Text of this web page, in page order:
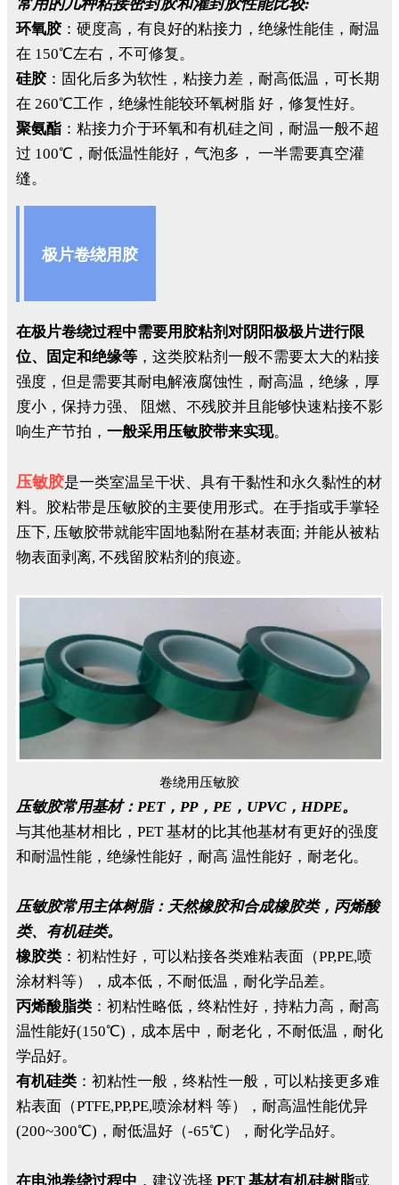
环氧胶：硬度高，有良好的粘接力，绝缘性能佳，耐温
在 150℃左右，不可修复。
硅胶：固化后多为软性，粘接力差，耐高低温，可长期
在 260℃工作，绝缘性能较环氧树脂 好，修复性好。
聚氨酯 ：粘接力介于环氧和有机硅之间，耐温一般不超
过 100℃，耐低温性能好，气泡多， 一半需要真空灌
缝。
极片卷绕用胶
在极片卷绕过程中需要用胶粘剂对阴阳极极片进行限
位、固定和绝缘等 ，这类胶粘剂一般不需要太大的粘接
强度，但是需要其耐电解液腐蚀性，耐高温，绝缘，厚
度小，保持力强、 阻燃、不残胶并且能够快速粘接不影
响生产节拍， 一般采用压敏胶带来实现。
压敏胶是一类室温呈干状、具有干黏性和永久黏性的材
料。胶粘带是压敏胶的主要使用形式。在手指或手掌轻
压下, 压敏胶带就能牢固地黏附在基材表面; 并能从被粘
物表面剥离, 不残留胶粘剂的痕迹。
卷绕用压敏胶
压敏胶常用基材：PET，PP，PE，UPVC，HDPE。
与其他基材相比，PET 基材的比其他基材有更好的强度
和耐温性能，绝缘性能好，耐高 温性能好，耐老化。
压敏胶常用主体树脂：天然橡胶和合成橡胶类，丙烯酸
类、有机硅类。
橡胶类 ：初粘性好，可以粘接各类难粘表面（PP,PE,喷
涂材料等），成本低，不耐低温，耐化学品差。
丙烯酸脂类 ：初粘性略低，终粘性好，持粘力高，耐高
温性能好(150℃)，成本居中，耐老化，不耐低温，耐化
学品好。
有机硅类 ：初粘性一般，终粘性一般，可以粘接更多难
粘表面（PTFE,PP,PE,喷涂材料 等），耐高温性能优异
(200~300℃)，耐低温好（-65℃），耐化学品好。
在电池卷绕过程中 ，建议选择 PET 基材有机硅树脂或